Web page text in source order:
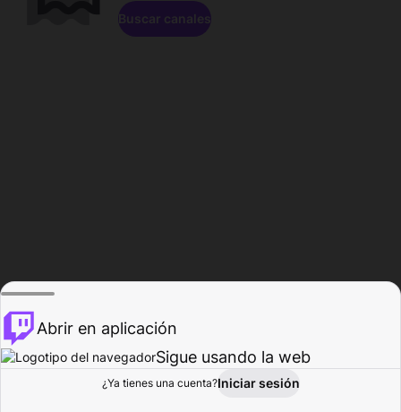
Explorar Actividad
Buscar canales
Abrir en aplicación
Sigue usando la web
¿Ya tienes una cuenta?Iniciar sesión